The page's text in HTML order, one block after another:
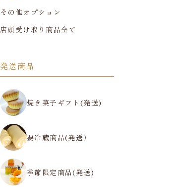
その他オプション
店頭受け取り商品全て
発送商品
焼き菓子ギフト(発送)
要冷蔵商品(発送）
季節限定商品(発送)